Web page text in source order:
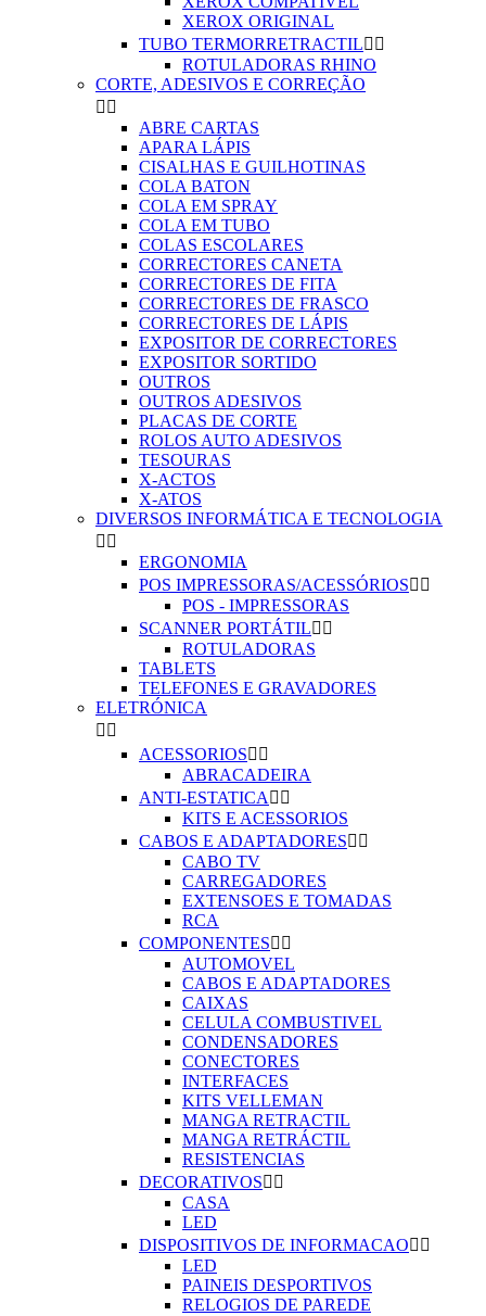
XEROX ORIGINAL
TUBO TERMORRETRACTIL 
ROTULADORAS RHINO
CORTE, ADESIVOS E CORREÇÃO
 
ABRE CARTAS
APARA LÁPIS
CISALHAS E GUILHOTINAS
COLA BATON
COLA EM SPRAY
COLA EM TUBO
COLAS ESCOLARES
CORRECTORES CANETA
CORRECTORES DE FITA
CORRECTORES DE FRASCO
CORRECTORES DE LÁPIS
EXPOSITOR DE CORRECTORES
EXPOSITOR SORTIDO
OUTROS
OUTROS ADESIVOS
PLACAS DE CORTE
ROLOS AUTO ADESIVOS
TESOURAS
X-ACTOS
X-ATOS
DIVERSOS INFORMÁTICA E TECNOLOGIA
 
ERGONOMIA
POS IMPRESSORAS/ACESSÓRIOS 
POS - IMPRESSORAS
SCANNER PORTÁTIL 
ROTULADORAS
TABLETS
TELEFONES E GRAVADORES
ELETRÓNICA
 
ACESSORIOS 
ABRACADEIRA
ANTI-ESTATICA  
KITS E ACESSORIOS
CABOS E ADAPTADORES 
CABO TV
CARREGADORES
EXTENSOES E TOMADAS
RCA
COMPONENTES 
AUTOMOVEL
CABOS E ADAPTADORES
CAIXAS
CELULA COMBUSTIVEL
CONDENSADORES
CONECTORES
INTERFACES
KITS VELLEMAN
MANGA RETRACTIL
MANGA RETRÁCTIL
RESISTENCIAS
DECORATIVOS 
CASA
LED
DISPOSITIVOS DE INFORMACAO 
LED
PAINEIS DESPORTIVOS
RELOGIOS DE PAREDE